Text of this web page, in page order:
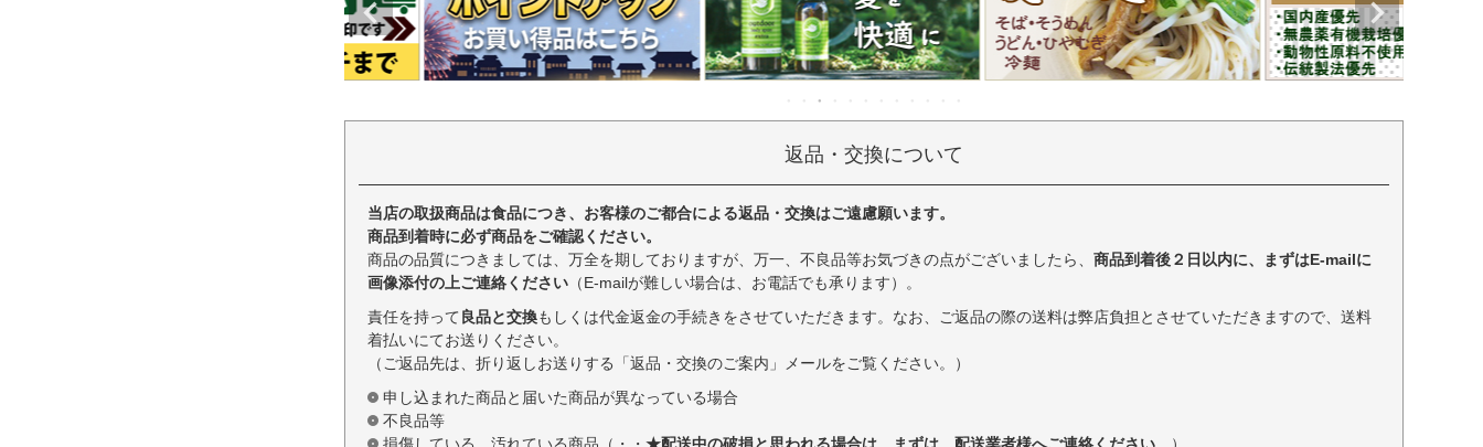
返品・交換について
当店の取扱商品は食品につき、お客様のご都合による返品・交換はご遠慮願います。
商品到着時に必ず商品をご確認ください。
商品の品質につきましては、万全を期しておりますが、万一、不良品等お気づきの点がございましたら、 商品到着後２日以内に、まずはE-mailに
画像添付の上ご連絡ください （E-mailが難しい場合は、お電話でも承ります）。
責任を持って 良品と交換もしくは代金返金の手続きをさせていただきます。なお、ご返品の際の送料は弊店負担とさせていただきますので、送料
着払いにてお送りください。
（ご返品先は、折り返しお送りする「返品・交換のご案内」メールをご覧ください。）
申し込まれた商品と届いた商品が異なっている場合
不良品等
損傷している、汚れている商品（・・ ★配送中の破損と思われる場合は、まずは、配送業者様へご連絡ください 。）